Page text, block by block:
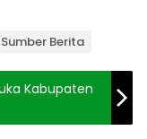
Sumber Berita
Kabupaten